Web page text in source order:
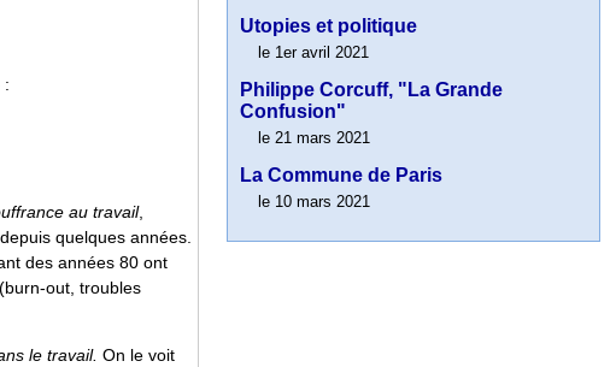
:
au travail,
quelques années.
des années 80 ont
out, troubles
le travail. On le voit
Utopies et politique
le 1er avril 2021
Philippe Corcuff, "La Grande
Confusion"
le 21 mars 2021
La Commune de Paris
le 10 mars 2021